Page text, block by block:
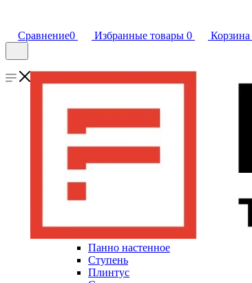
Сравнение0 Избранные товары 0 Корзина
Панно настенное
Ступень
Плинтус